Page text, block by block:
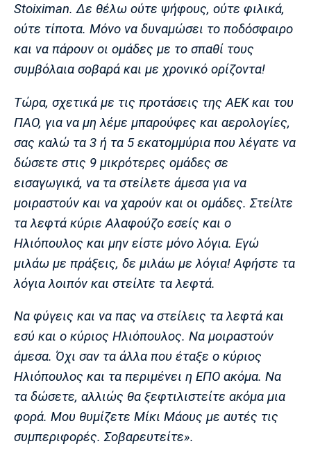
Μπορούσια
Ντόρτμουντ
Παρί Σεν
Ζερμέν
Μαρσέιγ
Μονακό
Ερυθρός
Αστέρας
Τότεναμ
Πόρτο Μπενφίκα
Stoiximan. Δε θέλω ούτε ψήφους, ούτε φιλικά,
ούτε τίποτα. Μόνο να δυναμώσει το ποδόσφαιρο
και να πάρουν οι ομάδες με το σπαθί τους
συμβόλαια σοβαρά και με χρονικό ορίζοντα!
Τώρα, σχετικά με τις προτάσεις της ΑΕΚ και του
ΠΑΟ, για να μη λέμε μπαρούφες και αερολογίες,
σας καλώ τα 3 ή τα 5 εκατομμύρια που λέγατε να
δώσετε στις 9 μικρότερες ομάδες σε
εισαγωγικά, να τα στείλετε άμεσα για να
μοιραστούν και να χαρούν και οι ομάδες. Στείλτε
τα λεφτά κύριε Αλαφούζο εσείς και ο
Ηλιόπουλος και μην είστε μόνο λόγια. Εγώ
μιλάω με πράξεις, δε μιλάω με λόγια! Αφήστε τα
λόγια λοιπόν και στείλτε τα λεφτά.
Να φύγεις και να πας να στείλεις τα λεφτά και
εσύ και ο κύριος Ηλιόπουλος. Να μοιραστούν
άμεσα. Όχι σαν τα άλλα που έταξε ο κύριος
Ηλιόπουλος και τα περιμένει η ΕΠΟ ακόμα. Να
τα δώσετε, αλλιώς θα ξεφτιλιστείτε ακόμα μια
φορά. Μου θυμίζετε Μίκι Μάους με αυτές τις
συμπεριφορές. Σοβαρευτείτε».